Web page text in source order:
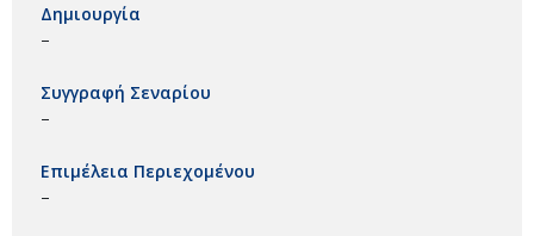
Δημιουργία
–
Συγγραφή Σεναρίου
–
Επιμέλεια Περιεχομένου
–